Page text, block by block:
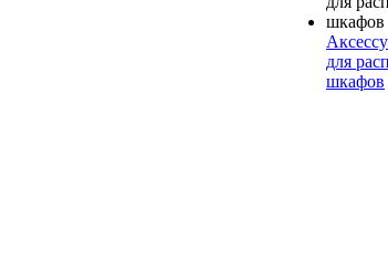
для
шкафов